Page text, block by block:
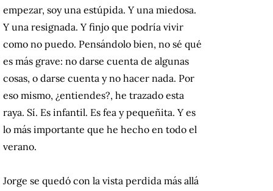
empezar, soy una estúpida. Y una miedosa.
Y una resignada. Y finjo que podría vivir
como no puedo. Pensándolo bien, no sé qué
es más grave: no darse cuenta de algunas
cosas, o darse cuenta y no hacer nada. Por
eso mismo, ¿entiendes?, he trazado esta
raya. Sí. Es infantil. Es fea y pequeñita. Y es
lo más importante que he hecho en todo el
verano.
Jorge se quedó con la vista perdida más allá